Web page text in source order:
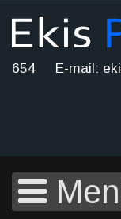
654 E-mail: